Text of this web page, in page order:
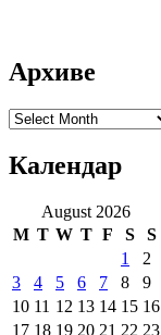
Архиве
Архиве
Календар
August 2026
M T W T F S
S
1
2
3
4 5 6 7 8
9
10 11 12 13 14 15 16
17 18 19 20 21 22 23